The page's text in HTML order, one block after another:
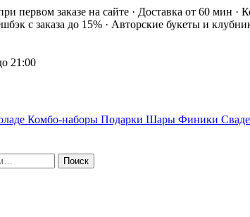
первом заказе на сайте · Доставка от 60 мин
с заказа до 15% · Авторские букеты и
21:00
Комбо-наборы Подарки Шары Финики
Поиск